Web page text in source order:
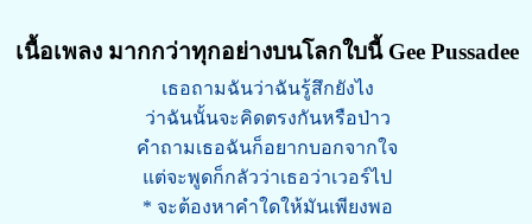
เนื้อเพลง มากกว่าทุกอย่างบนโลกใบนี้ Gee Pussadee
เธอถามฉันว่าฉันรู้สึกยังไง
ว่าฉันนั้นจะคิดตรงกันหรือป่าว
คำถามเธอฉันก็อยากบอกจากใจ
แต่จะพูดก็กลัวว่าเธอว่าเวอร์ไป
* จะต้องหาคำใดให้มันเพียงพอ